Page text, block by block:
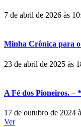
7 de abril de 2026 às
Minha Crônica para
23 de abril de 2025 às
A Fé dos Pioneiros. –
17 de outubro de 2024
Ver